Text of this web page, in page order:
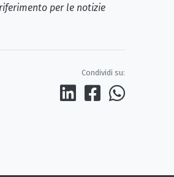
per le notizie
Condividi su: